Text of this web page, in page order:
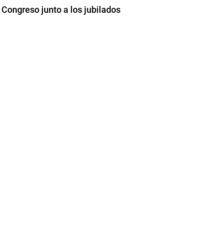
junto a los jubilados